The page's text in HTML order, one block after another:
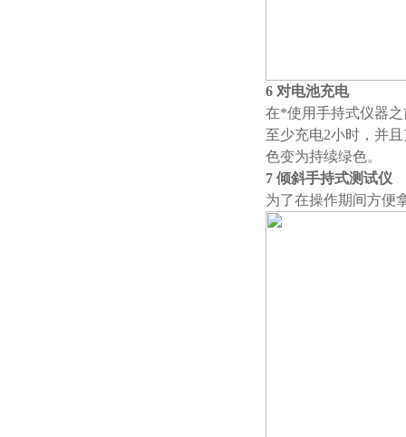
6 对电池充电
在*使用手持式仪器
至少充电2小时，并
色变为持续绿色。
7 倾斜手持式测试仪
为了在操作期间方便